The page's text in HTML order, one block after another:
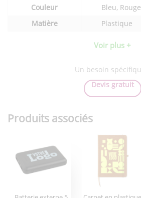
Couleur
Bleu,
Matière
Plastique
Voir plus +
Un besoin
Devis gratuit
Produits associés